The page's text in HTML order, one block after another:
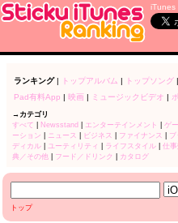
iTunes
ランキング| トップアルバム | トップソング|
Pad有料App | 映画| ミュージックビデオ |
→カテゴリ
すべて
Newsstand エンターテインメント ゲ
ーション
ニュース ビジネス ファイナンス ブ
ディカル| ユーティリティ ライフスタイル| 仕
典／その他
フード／ドリンク カタログ
トップ